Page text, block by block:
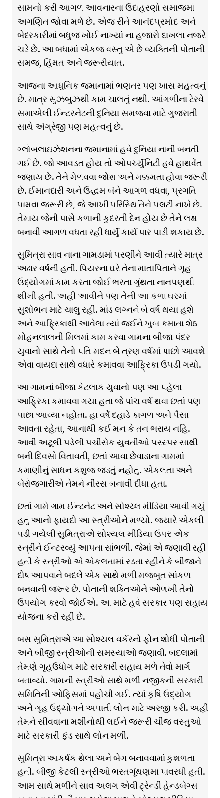
સામનો કરી આગળ આવનારના ઉદાહરણો સમાજમાં
અગણિત જોવા મળે છે. એજ રીતે આનંદપ્રમોદ અને
બેદરકારીમાં બધુજ ખોઈ નાખ્યાં ના હજારો દાખલા નજરે
ચડે છે. આ બધામાં એકજ વસ્તુ એ છે વ્યક્તિની પોતાની
સમજ, હિંમત અને જરૂરીયાત.
આજના આધુનિક જમાનામાં ભણતર પણ ખાસ મહત્વનું
છે. માત્ર સુઝબુઝથી કામ ચાલતું નથી. આંગળીના ટેરવે
સમાએલી ઈન્ટરનેટની દુનિયા સમજવા માટે ગુજરાતી
સાથે અંગ્રેજી પણ મહત્વનું છે.
ગ્લોબલાઇઝેશનના જમાનામાં હવે દુનિયા નાની બનતી
ગઈ છે. જો આવડત હોય તો ઓપર્ચ્યુંનિટી હવે હાથવેંત
જણાય છે. તેને મેળવવા જોશ અને મક્કમતા હોવા જરૂરી
છે. ઈમાનદારી અને ઉદ્ધમ બંને આગળ વધવા, પ્રગતિ
પામવા જરૂરી છે, જે આખી પરિસ્થિતિને પલટી નાખે છે.
તેમાય જેની પાસે કળાની કુદરતી દેન હોય છે તેને લક્ષ
બનાવી આગળ વધતા રહી ધાર્યું કાર્ય પાર પાડી શકાય છે.
સુમિત્રા સાવ નાના ગામડામાં પરણીને આવી ત્યારે માત્ર
અઢાર વર્ષની હતી. પિયરના ઘરે તેના માતાપિતાને ગૃહ
ઉદ્યોગમાં કામ કરતા જોઈ ભરતા ગુંથતા નાનપણથી
શીખી હતી. અહી આવીને પણ તેની આ કળા ઘરમાં
સુશોભન માટે ચાલુ રહી. માંડ લગ્નને બે વર્ષ થયા હશે
અને આફ્રિકાથી આવેલા ત્યાં જઈને ખુબ કમાતા શેઠ
મોહનલાલની મિલમાં કામ કરવા ગામના બીજા પંદર
યુવાનો સાથે તેનો પતિ મદન બે ત્રણ વર્ષમાં પાછો આવશે
એવા વાયદા સાથે વધારે કમાવવા આફ્રિકા ઉપડી ગયો.
આ ગામનાં બીજા કેટલાક યુવાનો પણ આ પહેલા
આફ્રિકા કમાવવા ગયા હતા જે પાંચ વર્ષ થવા છતાં પણ
પાછા આવ્યા નહોતા. હા વર્ષે દહાડે કાગળ અને પૈસા
આવતા રહેતા, આનાથી કઈ મન કે તન ભરાય નહિ.
આવી અટૂલી પડેલી પચીસેક યુવતીઓ પરસ્પર સાથી
બની દિવસો વિતાવતી, છતાં આવા છેવાડાના ગામમાં
કમાણીનું સાધન કશુજ જડતું નહોતું. એકલતા અને
બેરોજગારીએ તેમને નીરસ બનાવી દીધા હતા.
છતાં ગામે ગામ ઈન્ટનેટ અને સોશ્ય્લ મીડિયા આવી ગયું
હતું આનો ફાયદો આ સ્ત્રીઓને મળ્યો. જ્યારે એકલી
પડી ગયેલી સુમિત્રાએ સોશ્યલ મીડિયા ઉપર એક
સ્ત્રીને ઈન્ટરવ્યું આપતા સાંભળી. જેમાં એ જણાવી રહી
હતી કે સ્ત્રીઓ એ એકલતામાં રડતા રહીને કે બીજાને
દોષ આપવાને બદલે એક સાથે મળી મજબુત સાંકળ
બનવાની જરૂર છે. પોતાની શક્તિઓને ઓળખી તેનો
ઉપયોગ કરવો જોઈએ. આ માટે હવે સરકાર પણ સહાય
યોજના કરી રહી છે.
બસ સુમિત્રાએ આ સોશ્યલ વર્કરનો ફોન શોધી પોતાની
અને બીજી સ્ત્રીઓની સમસ્યાઓ જણાવી. બદલામાં
તેમણે ગૃહઉધોગ માટે સરકારી સહાય મળે તેવો માર્ગ
બતાવ્યો. ગામની સ્ત્રીઓ સાથે મળી નજીકની સરકારી
સમિતિની ઓફિસમાં પહોચી ગઈ. ત્યાં કૃષિ ઉદ્યોગ
અને ગૃહ ઉદ્યોગને અપાતી લોન માટે અરજી કરી. અહી
તેમને સીવવાના મશીનોથી લઈને જરૂરી ચીજ વસ્તુઓ
માટે સરકારી ફંડ સાથે લોન મળી.
સુમિત્રા આકર્ષક થેલા અને બેગ બનાવવામાં કુશળતા
હતી. બીજી કેટલી સ્ત્રીઓ ભરતગૂંથણમાં પાવરધી હતી.
આમ સાથે મળીને સાવ અલગ એવી ટ્રેન્ડી હેન્ડબેગ્સ